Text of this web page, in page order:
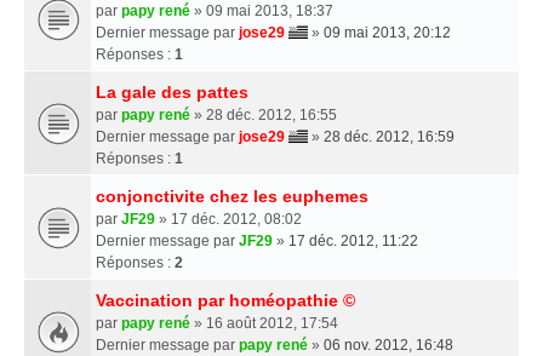
par papy rené » 09 mai 2013, 18:37
Dernier message par jose29 » 09 mai 2013, 20:12
Réponses : 1
La gale des pattes
par papy rené » 28 déc. 2012, 16:55
Dernier message par jose29 » 28 déc. 2012, 16:59
Réponses : 1
conjonctivite chez les euphemes
par JF29 » 17 déc. 2012, 08:02
Dernier message par JF29 » 17 déc. 2012, 11:22
Réponses : 2
Vaccination par homéopathie ©
par papy rené » 16 août 2012, 17:54
Dernier message par papy rené » 06 nov. 2012, 16:48